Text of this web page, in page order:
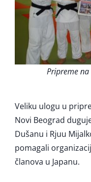
Pripreme
Veliku ulogu u
Novi Beograd
Dušanu i Rjuu
pomagali
članova u Japanu.